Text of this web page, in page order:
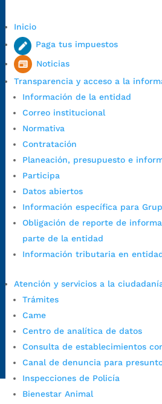
Inicio
Paga tus impuestos
Noticias
Transparencia y acceso a la
Información de la entidad
Correo institucional
Normativa
Contratación
Planeación, presupuesto e
Participa
Datos abiertos
Información específica para
Obligación de reporte de
parte de la entidad
Información tributaria en
Atención y servicios a la
Trámites
Came
Centro de analítica de datos
Consulta de establecimientos
Canal de denuncia para
Inspecciones de Policía
Bienestar Animal
Código Postal:
Horario de Atención:
Lunes a jueves de
1:00 p.m. a 5:30 p.m. / viernes jornada
7:00 a.m. a 5:00 p.m., con 30 minutos
Horario de Atención CAME (Central):
Carrera 12 #16N-84 del barrio
Horario habitual de lunes a viernes en
Teléfono Conmutador:
+57 (607) 633
Líneagratuita:
+57 (607) 652 55 55
Correo Institucional: